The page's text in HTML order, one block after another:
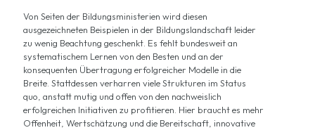
Von Seiten der Bildungsministerien wird diesen
ausgezeichneten Beispielen in der Bildungslandschaft leider
zu wenig Beachtung geschenkt. Es fehlt bundesweit an
systematischem Lernen von den Besten und an der
konsequenten Übertragung erfolgreicher Modelle in die
Breite. Stattdessen verharren viele Strukturen im Status
quo, anstatt mutig und offen von den nachweislich
erfolgreichen Initiativen zu profitieren. Hier braucht es mehr
Offenheit, Wertschätzung und die Bereitschaft, innovative